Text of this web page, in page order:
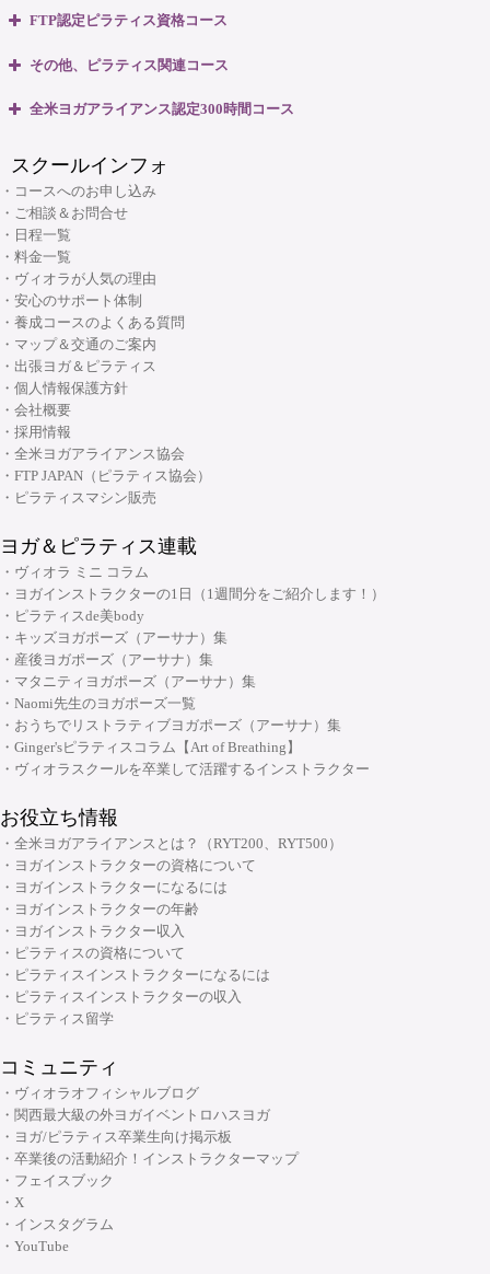
マップ＆交通のご案内
大阪府大阪市中央区本町3丁目4番10号 本町野村ビルB1F
(大阪市・本町)
大阪府大阪市中央区安土町3丁目2番4号 JUST本町ビル5F
TEL: 06-6926-8422
リフォーマースタジオ
大阪府大阪市中央区安土町2-5-5 本町明大ビル3F
TEL: 06-6926-8422
・全米ヨガアライアンス認定 RYT200資格取得コース
FTP認定ピラティス資格コース
・ピラティスベーシック インストラクター資格コース
・リフォーマーLevel2 インストラクター資格コース
・Tower インストラクター資格コース
・Basic Chair インストラクター資格コース
・ブラッシュアップセミナー
・リフォーマーブラッシュアップセミナー
その他、ピラティス関連コース
・ピラティスパーソナル指導者資格コース
・産後ピラティス インストラクターコース
・シニアピラティス インストラクターコース
・ピラティス解剖学インストラクター資格コース
・ピラティス解剖学【足部編】インストラクター資格コース
・骨盤底筋群機能改善インストラクター資格コース
・ピラティス プロップスコース
・ピラティスリング指導者養成コース
全米ヨガアライアンス認定300時間コース
・キッズヨガ インストラクターコース
・産後ヨガ インストラクターコース
・シニアヨガ インストラクターコース
・アシュタンガヨガ イマージョンコース
・呼吸と瞑想コース
・リストラティブメソッド養成コース
・ヨーガ哲学コース
・リンパマッサージコース
・ヨガ解剖学コース
・アーユルヴェーダを知る
・アーユルヴェーダを深める
プコース
・ヨガ指導者向け：個人プログラミングコース～症例別・目的別プログラ
ムの組み方～
・ヨガ指導者向け：アジャストメント＆モディフィケーションスキルアッ
プコース
・メンタルケアヨガ(心のためのヨガ)指導者養成コース
チャクラ講座
顔筋調整ヨガ養成指導者コース
スクールインフォ
・コースへのお申し込み
・ご相談＆お問合せ
・日程一覧
・料金一覧
・ヴィオラが人気の理由
・安心のサポート体制
・養成コースのよくある質問
・マップ＆交通のご案内
・出張ヨガ＆ピラティス
・個人情報保護方針
・会社概要
・採用情報
・全米ヨガアライアンス協会
・FTP JAPAN（ピラティス協会）
・ピラティスマシン販売
ヨガ＆ピラティス連載
・ヴィオラ ミニ コラム
・ヨガインストラクターの1日（1週間分をご紹介します！）
・ピラティスde美body
・キッズヨガポーズ（アーサナ）集
・産後ヨガポーズ（アーサナ）集
・マタニティヨガポーズ（アーサナ）集
・Naomi先生のヨガポーズ一覧
・おうちでリストラティブヨガポーズ（アーサナ）集
・Ginger'sピラティスコラム【Art of Breathing】
・ヴィオラスクールを卒業して活躍するインストラクター
お役立ち情報
・全米ヨガアライアンスとは？（RYT200、RYT500）
・ヨガインストラクターの資格について
・ヨガインストラクターになるには
・ヨガインストラクターの年齢
・ヨガインストラクター収入
・ピラティスの資格について
・ピラティスインストラクターになるには
・ピラティスインストラクターの収入
・ピラティス留学
コミュニティ
・ヴィオラオフィシャルブログ
・関西最大級の外ヨガイベントロハスヨガ
・ヨガ/ピラティス卒業生向け掲示板
・卒業後の活動紹介！インストラクターマップ
・フェイスブック
・X
・インスタグラム
・YouTube